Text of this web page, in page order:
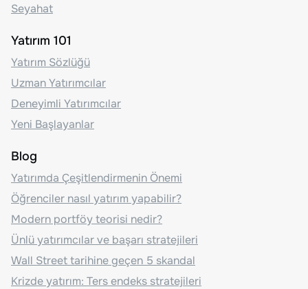
Seyahat
Yatırım 101
Yatırım Sözlüğü
Uzman Yatırımcılar
Deneyimli Yatırımcılar
Yeni Başlayanlar
Blog
Yatırımda Çeşitlendirmenin Önemi
Öğrenciler nasıl yatırım yapabilir?
Modern portföy teorisi nedir?
Ünlü yatırımcılar ve başarı stratejileri
Wall Street tarihine geçen 5 skandal
Krizde yatırım: Ters endeks stratejileri